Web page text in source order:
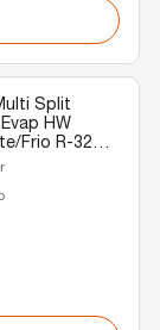
Split
HW
Frio R-32